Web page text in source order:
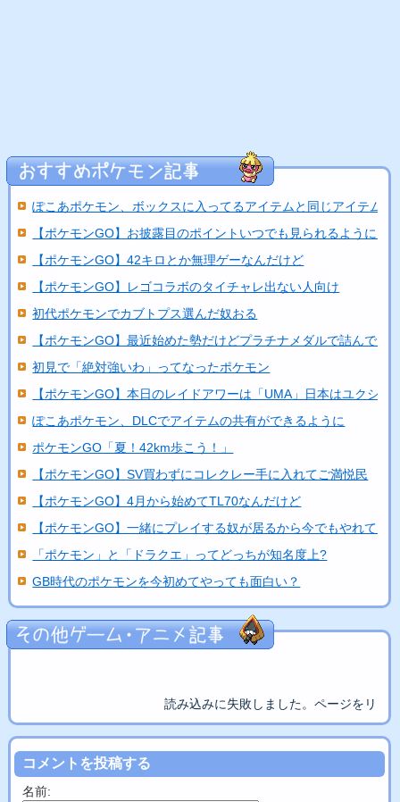
ぽこあポケモン、ボックスに入ってるアイテムと同じアイテムを
【ポケモンGO】お披露目のポイントいつでも見られるようにし
【ポケモンGO】42キロとか無理ゲーなんだけど
【ポケモンGO】レゴコラボのタイチャレ出ない人向け
初代ポケモンでカブトプス選んだ奴おる
【ポケモンGO】最近始めた勢だけどプラチナメダルで詰んでる
初見で「絶対強いわ」ってなったポケモン
【ポケモンGO】本日のレイドアワーは「UMA」日本はユクシ...
ぽこあポケモン、DLCでアイテムの共有ができるように
ポケモンGO「夏！42km歩こう！」
【ポケモンGO】SV買わずにコレクレー手に入れてご満悦民
【ポケモンGO】4月から始めてTL70なんだけど
【ポケモンGO】一緒にプレイする奴が居るから今でもやれてる
「ポケモン」と「ドラクエ」ってどっちが知名度上?
GB時代のポケモンを今初めてやっても面白い？
読み込みに失敗しました。ページをリロ
コメントを投稿する
名前: